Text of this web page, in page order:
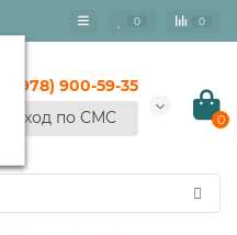
0 0
+7 (978) 900-59-35
Вход по СМС
0